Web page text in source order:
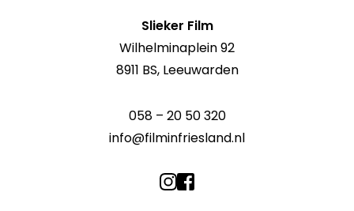
Slieker Film
Wilhelminaplein 92
8911 BS, Leeuwarden
058 – 20 50 320
info@filminfriesland.nl